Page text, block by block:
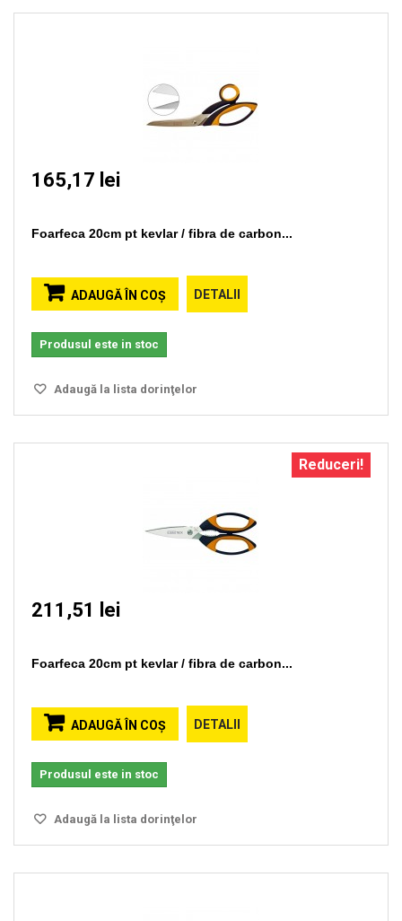
165,17 lei
Foarfeca 20cm pt kevlar / fibra de carbon...
ADAUGĂ ÎN COŞ DETALII
Produsul este in stoc
Adaugă la lista dorinţelor
Reduceri!
211,51 lei
Foarfeca 20cm pt kevlar / fibra de carbon...
ADAUGĂ ÎN COŞ DETALII
Produsul este in stoc
Adaugă la lista dorinţelor